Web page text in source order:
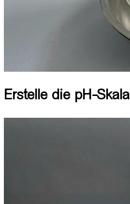
Erstelle die pH-Skala